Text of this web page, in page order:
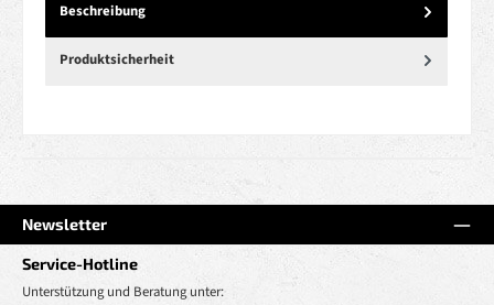
Beschreibung
Produktsicherheit
Newsletter
Service-Hotline
Unterstützung und Beratung unter: